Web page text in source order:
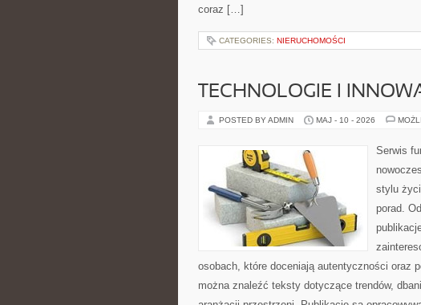
coraz […]
CATEGORIES: NIERUCHOMOŚCI
TECHNOLOGIE I
POSTED BY ADMIN MAJ - 10 - 2026
Serwis
stylu
porad.
osobach, które doceniają autentyczności oraz
można znaleźć teksty dotyczące trendów,